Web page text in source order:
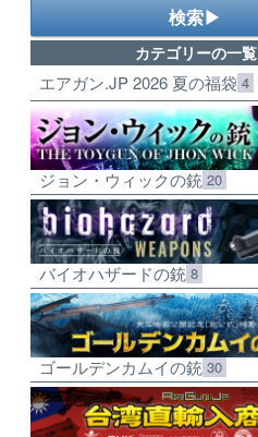
検索▶
カテゴリーの一覧
エアガン.JP 2026 夏の福袋 4
ジョン・ウィックの銃 20
バイオハザードの銃 8
ゴールデンカムイの銃 30